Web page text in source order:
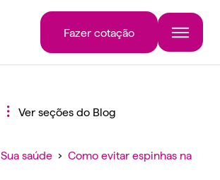
Fazer cotação
Ver seções do Blog
Sua saúde › Como evitar espinhas na